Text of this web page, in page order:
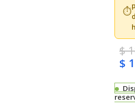
⏱️
$
$